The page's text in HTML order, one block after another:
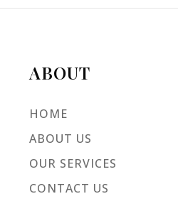
ABOUT
HOME
ABOUT US
OUR SERVICES
CONTACT US